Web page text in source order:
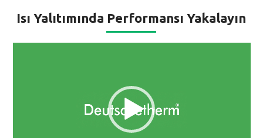
Isı Yalıtımında Performansı Yakalayın